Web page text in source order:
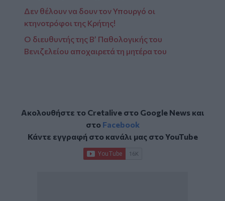
Δεν θέλουν να δουν τον Υπουργό οι
κτηνοτρόφοι της Κρήτης!
Ο διευθυντής της Β’ Παθολογικής του
Βενιζελείου αποχαιρετά τη μητέρα του
Ακολουθήστε το Cretalive στο Google Newsκαι
στο Facebook
Κάντε εγγραφή στο κανάλι μας στοYouTube